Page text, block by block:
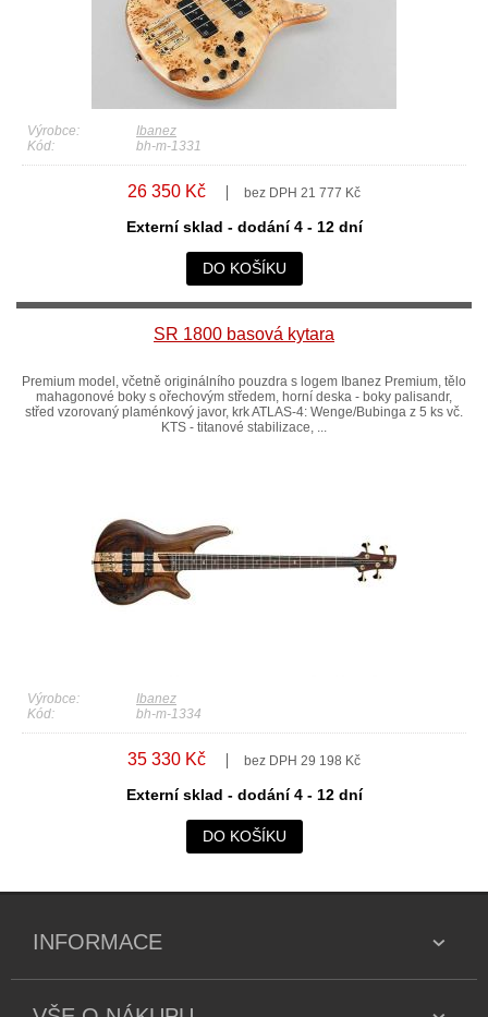
Výrobce:
Ibanez
Kód:
bh-m-1331
26 350 Kč bez DPH 21 777 Kč
Externí sklad - dodání 4 - 12 dní
DO KOŠÍKU
SR 1800 basová kytara
Premium model, včetně originálního pouzdra s logem Ibanez Premium, tělo
mahagonové boky s ořechovým středem, horní deska - boky palisandr,
střed vzorovaný plaménkový javor, krk ATLAS-4: Wenge/Bubinga z 5 ks vč.
KTS - titanové stabilizace, ...
Výrobce:
Ibanez
Kód:
bh-m-1334
35 330 Kč bez DPH 29 198 Kč
Externí sklad - dodání 4 - 12 dní
DO KOŠÍKU
INFORMACE